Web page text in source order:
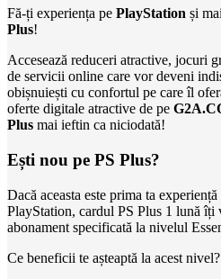
Fă-ți experiența pe PlayStation și
Plus!
Accesează reduceri atractive, jocuri
de servicii online care vor deveni
obișnuiești cu confortul pe care îl
oferte digitale atractive de pe
Plus mai ieftin ca niciodată!
Ești nou pe PS Plus?
Dacă aceasta este prima ta
PlayStation, cardul PS Plus 1 lună îți
abonament specificată la nivelul
Ce beneficii te așteaptă la acest nivel?